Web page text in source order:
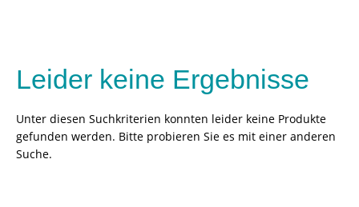
Leider keine Ergebnisse
Unter diesen Suchkriterien konnten leider keine Produkte
gefunden werden. Bitte probieren Sie es mit einer anderen
Suche.